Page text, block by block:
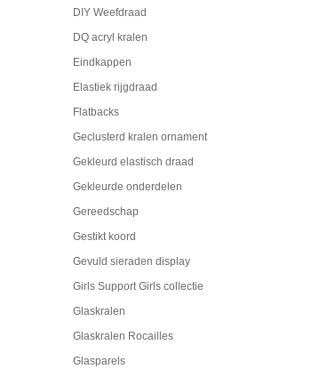
DIY Weefdraad
DQ acryl kralen
Eindkappen
Elastiek rijgdraad
Flatbacks
Geclusterd kralen ornament
Gekleurd elastisch draad
Gekleurde onderdelen
Gereedschap
Gestikt koord
Gevuld sieraden display
Girls Support Girls collectie
Glaskralen
Glaskralen Rocailles
Glasparels